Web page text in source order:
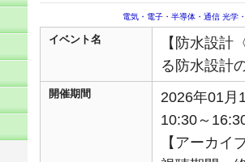
電気・電子・半導体・通信 光学
イベント名
【防水設計
る防水設計
開催期間
2026年01月
10:30～
【アーカイ